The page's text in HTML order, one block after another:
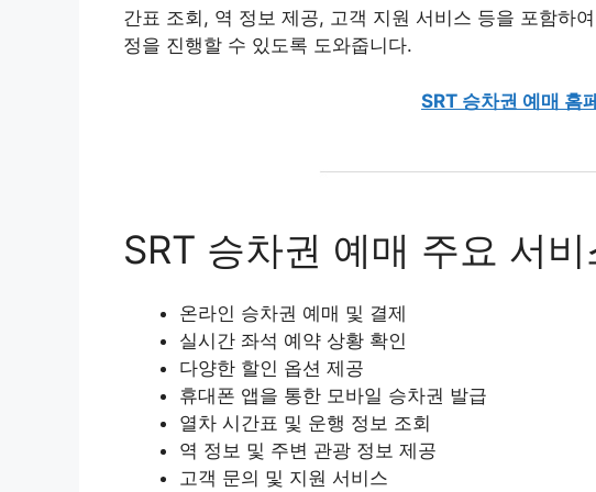
간표 조회, 역 정보 제공, 고객 지원 서비스 등을 포함하
정을 진행할 수 있도록 도와줍니다.
SRT 승차권 예매 홈
SRT 승차권 예매 주요 서비
온라인 승차권 예매 및 결제
실시간 좌석 예약 상황 확인
다양한 할인 옵션 제공
휴대폰 앱을 통한 모바일 승차권 발급
열차 시간표 및 운행 정보 조회
역 정보 및 주변 관광 정보 제공
고객 문의 및 지원 서비스